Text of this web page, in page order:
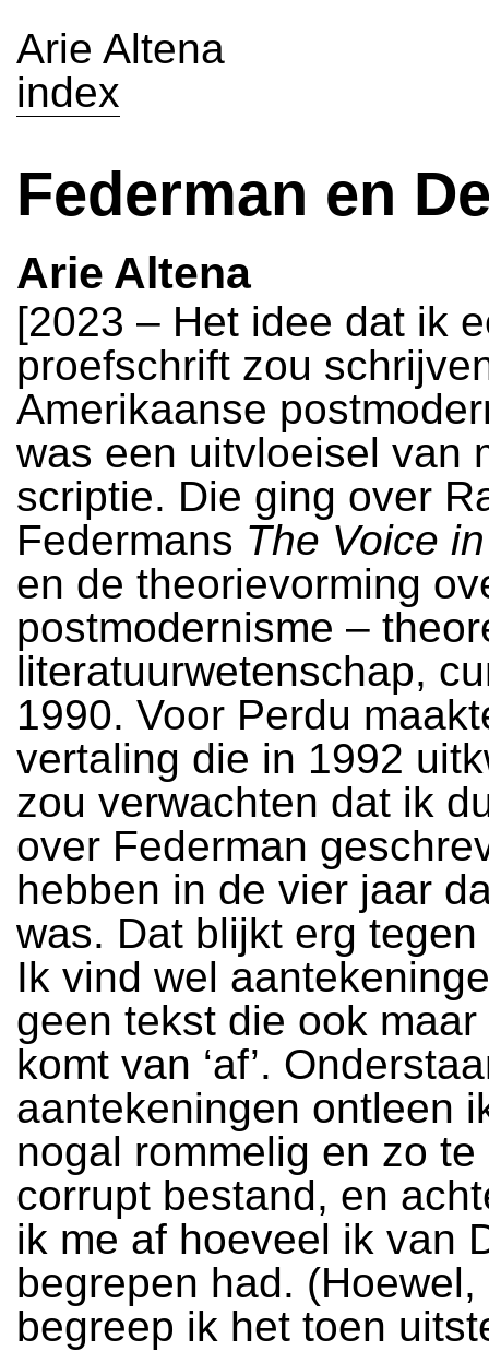
Arie Altena
index
Federman en
Arie Altena
[2023 – Het idee dat ik
proefschrift zou
Amerikaanse
was een uitvloeisel van
scriptie. Die ging over
Federmans The Voice
en de theorievorming
postmodernisme –
literatuurwetenschap,
1990. Voor Perdu
vertaling die in 1992
zou verwachten dat ik
over Federman
hebben in de vier jaar
was. Dat blijkt erg
Ik vind wel
geen tekst die ook
komt van ‘af’.
aantekeningen ontleen
nogal rommelig en zo te
corrupt bestand, en
ik me af hoeveel ik van
begrepen had.
begreep ik het toen